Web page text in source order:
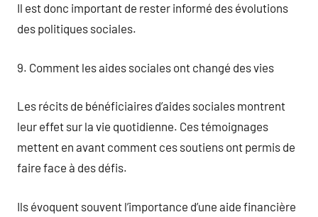
Il est donc important de rester informé des évolutions
des politiques sociales.
9. Comment les aides sociales ont changé des vies
Les récits de bénéficiaires d’aides sociales montrent
leur effet sur la vie quotidienne. Ces témoignages
mettent en avant comment ces soutiens ont permis de
faire face à des défis.
Ils évoquent souvent l’importance d’une aide financière